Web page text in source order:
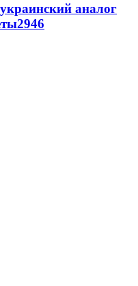
аналог
2946